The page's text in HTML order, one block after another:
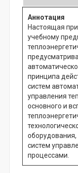
Аннотация
Настоящая
учебному
принципа
систем
управления
основного и
систем
процессами.